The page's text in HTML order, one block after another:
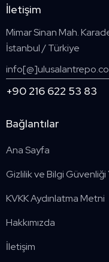
İletişim
Mimar Sinan Mah.
İstanbul / Türkiye
+90 216 622 53 83
Bağlantılar
Ana Sayfa
Gizlilik ve Bilgi
KVKK Aydınlatma Metni
Hakkımızda
İletişim